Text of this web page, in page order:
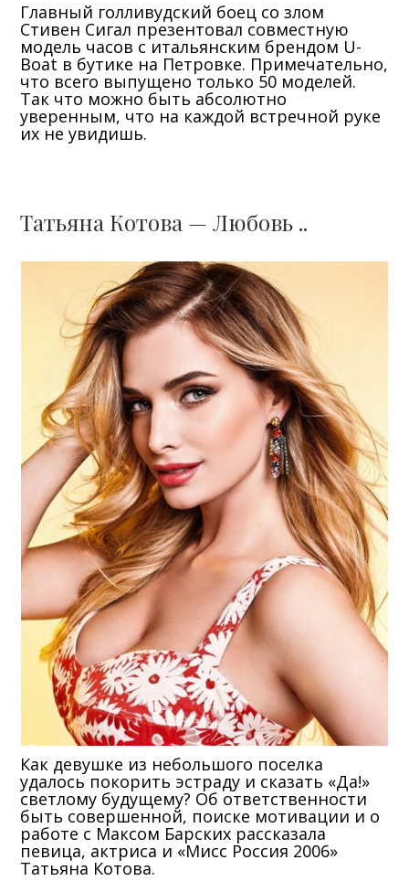
Главный голливудский боец со злом
Стивен Сигал презентовал совместную
модель часов с итальянским брендом U-
Boat в бутике на Петровке. Примечательно,
что всего выпущено только 50 моделей.
Так что можно быть абсолютно
уверенным, что на каждой встречной руке
их не увидишь.
Татьяна Котова — Любовь ..
Как девушке из небольшого поселка
удалось покорить эстраду и сказать «Да!»
светлому будущему? Об ответственности
быть совершенной, поиске мотивации и о
работе с Максом Барских рассказала
певица, актриса и «Мисс Россия 2006»
Татьяна Котова.